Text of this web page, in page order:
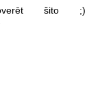
šito
;)